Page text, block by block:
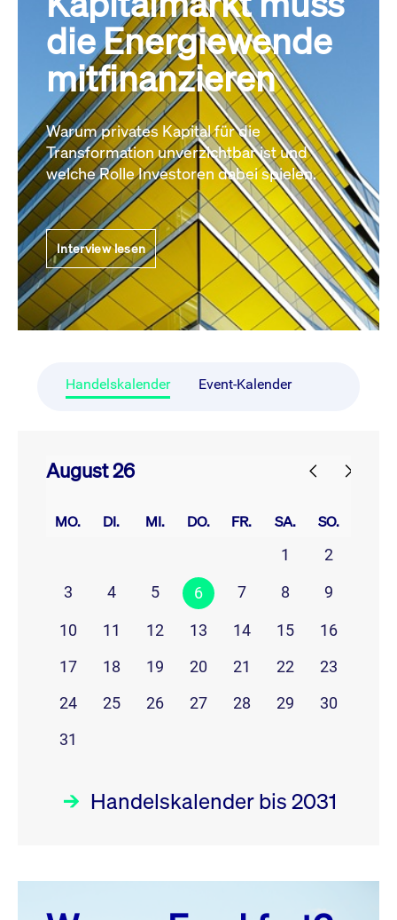
die Energiewende
mitfinanzieren
Warum privates Kapital für die
Transformation unverzichtbar ist und
welche Rolle Investoren dabei spielen.
Interview lesen
Handelskalender Event-Kalender
August 26
MO. DI. MI. DO. FR. SA. SO.
1
2
3
4 5 6 7 8 9
10 11 12 13 14 15
16
17
18 19 20 21 22
23
24
25 26 27 28 29
30
31
Handelskalender bis 2031
August 26